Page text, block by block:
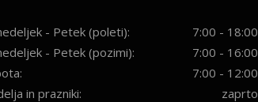
- Petek (poleti):
7:00 - 18:00
- Petek (pozimi):
7:00 - 16:00
7:00 - 12:00
in prazniki:
zaprto